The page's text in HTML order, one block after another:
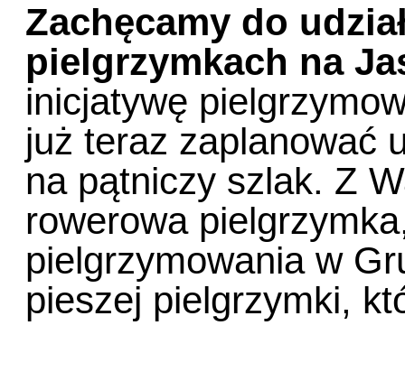
Zachęcamy do
pielgrzymkach na
inicjatywę
już teraz zaplanować
na pątniczy szlak. Z
rowerowa
pielgrzymowania w
pieszej pielgrzymki,